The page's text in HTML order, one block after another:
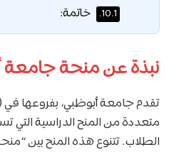
10.1. خاتمة:
نبذة عن منحة جامعة
تقدم جامعة أبوظبي، بفروعها في
متعددة من المنح الدراسية
الطلاب. تتنوع هذه المنح بين